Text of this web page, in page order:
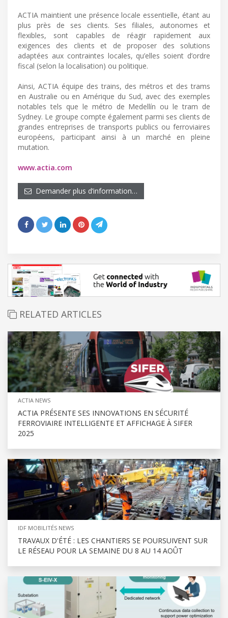
ACTIA maintient une présence locale essentielle, étant au
plus près de ses clients. Ses filiales, autonomes et
flexibles, sont capables de réagir rapidement aux
exigences des clients et de proposer des solutions
adaptées aux contraintes locales, qu’elles soient d’ordre
fiscal (selon la localisation) ou politique.
Ainsi, ACTIA équipe des trains, des métros et des trams
en Australie ou en Amérique du Sud, avec des exemples
notables tels que le métro de Medellín ou le tram de
Sydney. Le groupe compte également parmi ses clients de
grandes entreprises de transports publics ou ferroviaires
européens, participant ainsi à un marché en pleine
mutation.
www.actia.com
Demander plus d’information…
RELATED ARTICLES
ACTIA NEWS
ACTIA PRÉSENTE SES INNOVATIONS EN SÉCURITÉ
FERROVIAIRE INTELLIGENTE ET AFFICHAGE À SIFER
2025
IDF MOBILITÉS NEWS
TRAVAUX D'ÉTÉ : LES CHANTIERS SE POURSUIVENT SUR
LE RÉSEAU POUR LA SEMAINE DU 8 AU 14 AOÛT